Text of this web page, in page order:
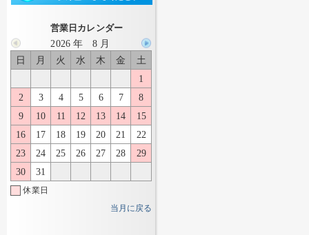
営業日カレンダー
2026 年 8 月
日
月 火 水 木 金
土
1
2
3 4 5 6 7
8
9
10 11 12 13 14
15
16
17 18 19 20 21
22
23
24 25 26 27 28
29
30
31
休業日
当月に戻る